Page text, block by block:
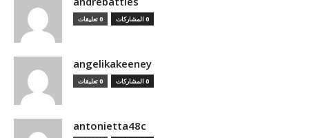
0 المشاركات 0 تعليقات
angelikakeeney
0 المشاركات 0 تعليقات
antonietta48c